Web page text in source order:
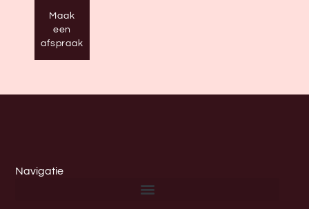
Maak
een
afspraak
Navigatie